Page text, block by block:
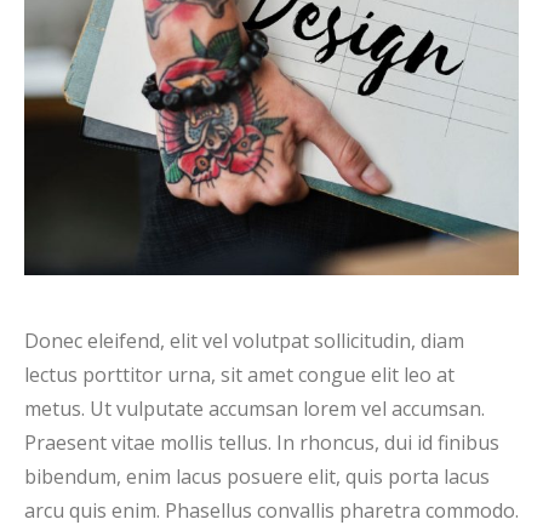
Donec eleifend, elit vel volutpat sollicitudin, diam
lectus porttitor urna, sit amet congue elit leo at
metus. Ut vulputate accumsan lorem vel accumsan.
Praesent vitae mollis tellus. In rhoncus, dui id finibus
bibendum, enim lacus posuere elit, quis porta lacus
arcu quis enim. Phasellus convallis pharetra commodo.